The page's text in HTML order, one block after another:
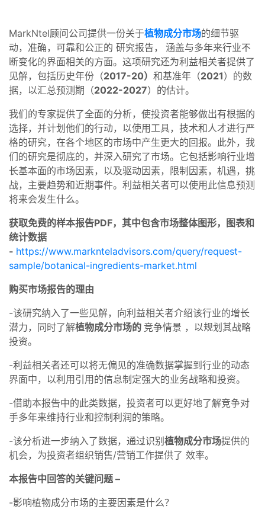
MarkNtel顾问公司提供一份关于植物成分市场的细节驱
动，准确，可靠和公正的 研究报告，
涵盖与多年来行业不
断变化的界面相关的方面。这项研究还为利益相关者提供了
见解，包括历史年份（2017-20） 和基准年（2021）的数
据，以汇总预测期（2022-2027）的估计。
我们的专家提供了全面的分析，使投资者能够做出有根据的
选择，并计划他们的行动，以使用工具，技术和人才进行严
格的研究，在各个地区的市场中产生更大的回报。此外，我
们的研究是彻底的，并深入研究了市场。它包括影响行业增
长基本面的市场因素，以及驱动因素，限制因素，机遇，挑
战，主要趋势和近期事件。利益相关者可以使用此信息预测
将来会发生什么。
获取免费的样本报告PDF，其中包含市场整体图形，图表和
统计数据
- https://www.marknteladvisors.com/query/request-
sample/botanical-ingredients-market.html
购买市场报告的理由
-该研究纳入了一些见解，向利益相关者介绍该行业的增长
潜力，同时了解植物成分市场的 竞争情景 ，以规划其战略
投资。
-利益相关者还可以将无偏见的准确数据掌握到行业的动态
界面中，以利用引用的信息制定强大的业务战略和投资。
-借助本报告中的此类数据，投资者可以更好地了解竞争对
手多年来维持行业和控制利润的策略。
-该分析进一步纳入了数据，通过识别植物成分市场提供的
机会，为投资者组织销售/营销工作提供了 效率。
本报告中回答的关键问题 –
-影响植物成分市场的主要因素是什么？